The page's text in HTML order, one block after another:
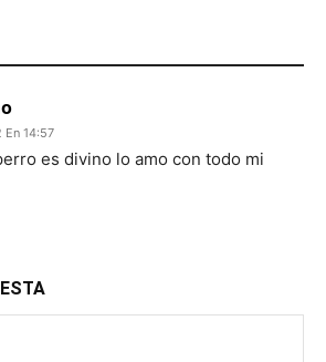
En 14:57
es divino lo amo con todo mi